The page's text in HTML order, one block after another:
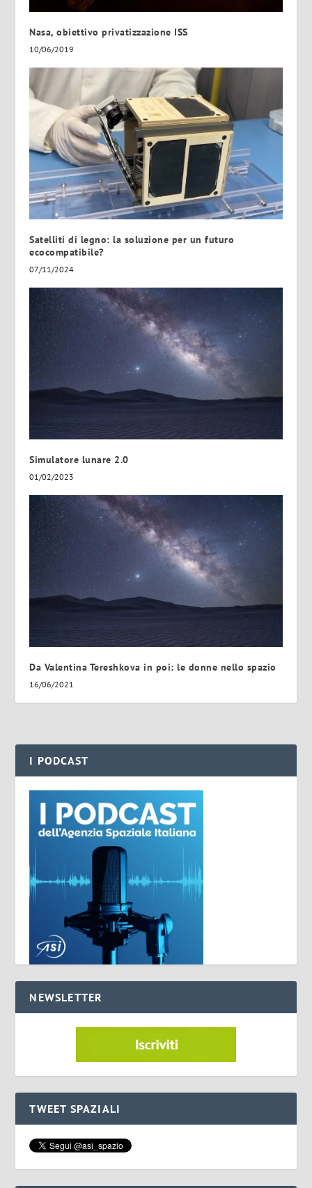
Nasa, obiettivo privatizzazione ISS
10/06/2019
Satelliti di legno: la soluzione per un futuro
ecocompatibile?
07/11/2024
Simulatore lunare 2.0
01/02/2023
Da Valentina Tereshkova in poi: le donne nello spazio
16/06/2021
I PODCAST
NEWSLETTER
TWEET SPAZIALI